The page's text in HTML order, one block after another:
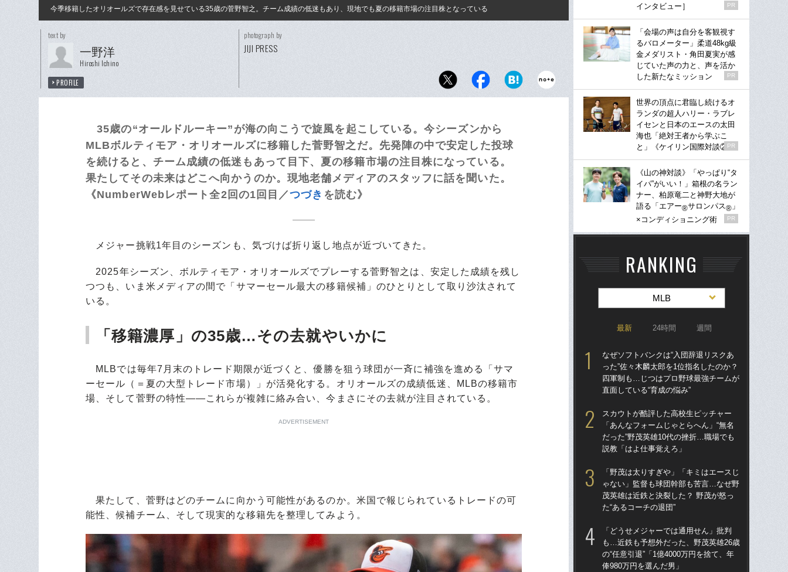
今季移籍したオリオールズで存在感を見せている35歳の菅野智之。チーム成績の低迷もあり、現地でも夏の移籍市場の注目株となっている
text by
一野洋
Hiroshi Ichino
PROFILE
photograph by
JIJI PRESS
35歳の“オールドルーキー”が海の向こうで旋風を起こしている。今シーズンから
MLBボルティモア・オリオールズに移籍した菅野智之だ。先発陣の中で安定した投球
を続けると、チーム成績の低迷もあって目下、夏の移籍市場の注目株になっている。
果たしてその未来はどこへ向かうのか。現地老舗メディアのスタッフに話を聞いた。
《NumberWebレポート全2回の1回目／つづき を読む》
メジャー挑戦1年目のシーズンも、気づけば折り返し地点が近づいてきた。
2025年シーズン、ボルティモア・オリオールズでプレーする菅野智之は、安定した成績を残し
つつも、いま米メディアの間で「サマーセール最大の移籍候補」のひとりとして取り沙汰されて
いる。
「移籍濃厚」の35歳…その去就やいかに
MLBでは毎年7月末のトレード期限が近づくと、優勝を狙う球団が一斉に補強を進める「サマ
ーセール（＝夏の大型トレード市場）」が活発化する。オリオールズの成績低迷、MLBの移籍市
場、そして菅野の特性――これらが複雑に絡み合い、今まさにその去就が注目されている。
ADVERTISEMENT
果たして、菅野はどのチームに向かう可能性があるのか。米国で報じられているトレードの可
能性、候補チーム、そして現実的な移籍先を整理してみよう。
インタビュー］
PR
「会場の声は自分を客観視す
るバロメーター」柔道48kg級
金メダリスト・角田夏実が感
じていた声の力と、声を活か
した新たなミッション
PR
世界の頂点に君臨し続けるオ
ランダの超人ハリー・ラブレ
イセンと日本のエースの太田
海也「絶対王者から学ぶこ
と」《ケイリン国際対談②》
PR
《山の神対談》「やっぱり“タ
イパ”がいい！」箱根の名ラン
ナー、柏原竜二と神野大地が
語る「エアー®サロンパス® 」
×コンディショニング術
PR
RANKING
MLB
最新 24時間 週間
なぜソフトバンクは“入団辞退リスクあ
った”佐々木麟太郎を1位指名したのか？
四軍制も…じつはプロ野球最強チームが
直面している“育成の悩み”
スカウトが酷評した高校生ピッチャー
「あんなフォームじゃとらへん」“無名
だった”野茂英雄10代の挫折…職場でも
説教「はよ仕事覚えろ」
「野茂は太りすぎや」「キミはエースじ
ゃない」監督も球団幹部も苦言…なぜ野
茂英雄は近鉄と決裂した？ 野茂が怒っ
た“あるコーチの退団”
「どうせメジャーでは通用せん」批判
も…近鉄も予想外だった、野茂英雄26歳
の“任意引退”「1億4000万円を捨て、年
俸980万円を選んだ男」